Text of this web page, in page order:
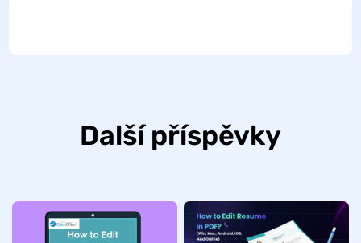
Další příspěvky